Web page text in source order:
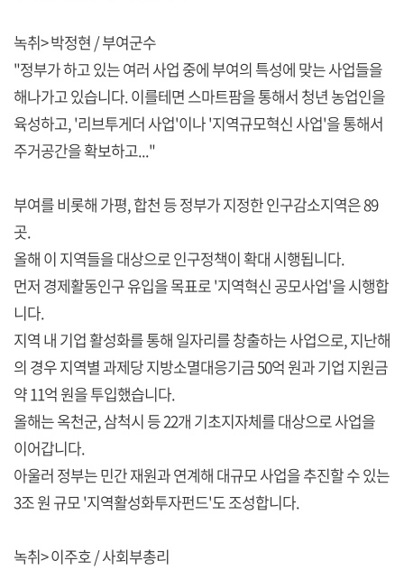
녹취> 박정현 / 부여군수
"정부가 하고 있는 여러 사업 중에 부여의 특성에 맞는 사업들을
해나가고 있습니다. 이를테면 스마트팜을 통해서 청년 농업인을
육성하고, '리브투게더 사업'이나 '지역규모혁신 사업'을 통해서
주거공간을 확보하고..."
부여를 비롯해 가평, 합천 등 정부가 지정한 인구감소지역은 89
곳.
올해 이 지역들을 대상으로 인구정책이 확대 시행됩니다.
먼저 경제활동인구 유입을 목표로 '지역혁신 공모사업'을 시행합
니다.
지역 내 기업 활성화를 통해 일자리를 창출하는 사업으로, 지난해
의 경우 지역별 과제당 지방소멸대응기금 50억 원과 기업 지원금
약 11억 원을 투입했습니다.
올해는 옥천군, 삼척시 등 22개 기초지자체를 대상으로 사업을
이어갑니다.
아울러 정부는 민간 재원과 연계해 대규모 사업을 추진할 수 있는
3조 원 규모 '지역활성화투자펀드'도 조성합니다.
녹취> 이주호 / 사회부총리